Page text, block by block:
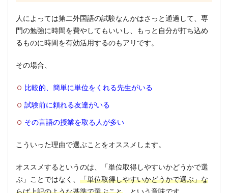
人によっては第二外国語の試験なんかはさっと通過して、専
門の勉強に時間を費やしてもいいし、もっと自分が打ち込め
るものに時間を有効活用するのもアリです。
その場合、
比較的、簡単に単位をくれる先生がいる
試験前に頼れる友達がいる
その言語の授業を取る人が多い
こういった理由で選ぶことをオススメします。
オススメするというのは、「単位取得しやすいかどうかで選
ぶ」ことではなく、 「単位取得しやすいかどうかで選ぶ」な
らば上記のような基準で選ぶこと 、という意味です。